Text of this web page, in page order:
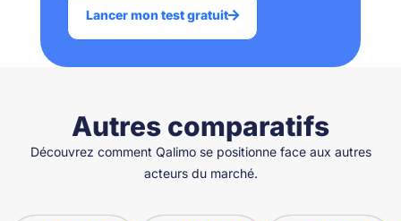
Lancer mon test gratuit
Autres comparatifs
Découvrez comment Qalimo se positionne face aux autres
acteurs du marché.